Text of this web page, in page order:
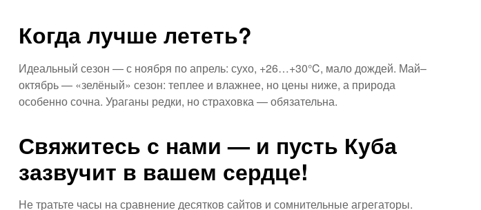
Когда лучше лететь?
Идеальный сезон — с ноября по апрель: сухо, +26…+30°C, мало дождей. Май–
октябрь — «зелёный» сезон: теплее и влажнее, но цены ниже, а природа
особенно сочна. Ураганы редки, но страховка — обязательна.
Свяжитесь с нами — и пусть Куба
зазвучит в вашем сердце!
Не тратьте часы на сравнение десятков сайтов и сомнительные агрегаторы.